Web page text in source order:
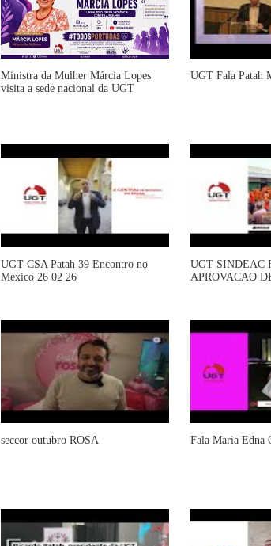
Ministra da Mulher Márcia Lopes
visita a sede nacional da UGT
UGT Fala Patah
UGT-CSA Patah 39 Encontro no
Mexico 26 02 26
UGT SINDEAC
APROVACAO
seccor outubro ROSA Fala Maria Edna